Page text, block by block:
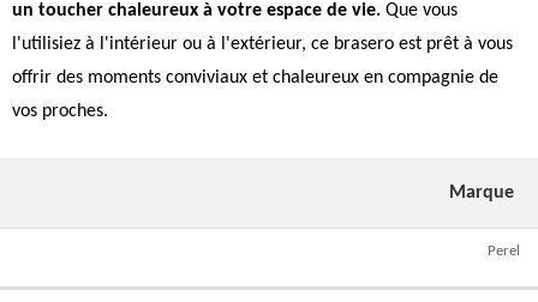
un toucher chaleureux à votre espace de vie. Que vous
l'utilisiez à l'intérieur ou à l'extérieur, ce brasero est prêt à vous
offrir des moments conviviaux et chaleureux en compagnie de
vos proches.
Marque
Perel